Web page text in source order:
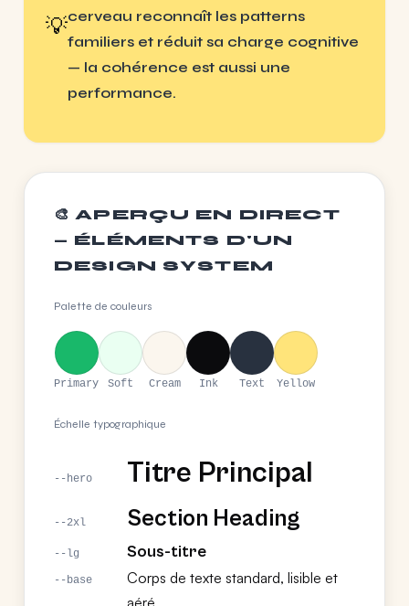
💡cerveau reconnaît les patterns
familiers et réduit sa charge cognitive
— la cohérence est aussi une
performance.
🎨 APERÇU EN DIRECT
— ÉLÉMENTS D'UN
DESIGN SYSTEM
Palette de couleurs
Primary Soft Cream Ink Text Yellow
Échelle typographique
--hero Titre Principal
--2xl Section Heading
--lg Sous-titre
--base
Corps de texte standard, lisible et
aéré.